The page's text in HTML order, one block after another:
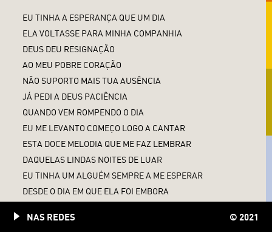
EU TINHA A ESPERANÇA QUE UM DIA
ELA VOLTASSE PARA MINHA COMPANHIA
DEUS DEU RESIGNAÇÃO
AO MEU POBRE CORAÇÃO
NÃO SUPORTO MAIS TUA AUSÊNCIA
JÁ PEDI A DEUS PACIÊNCIA
QUANDO VEM ROMPENDO O DIA
EU ME LEVANTO COMEÇO LOGO A CANTAR
ESTA DOCE MELODIA QUE ME FAZ LEMBRAR
DAQUELAS LINDAS NOITES DE LUAR
EU TINHA UM ALGUÉM SEMPRE A ME ESPERAR
DESDE O DIA EM QUE ELA FOI EMBORA
NAS REDES © 2021